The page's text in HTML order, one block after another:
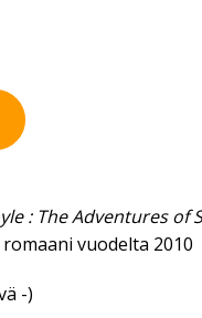
: The Adventures of
vuodelta 2010
-)